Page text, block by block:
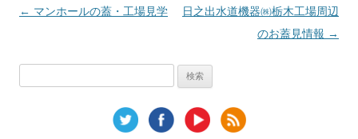
投稿ナビゲーション
← マンホールの蓋・工場見学
日之出水道機器㈱栃木工場周辺
のお蓋見情報 →